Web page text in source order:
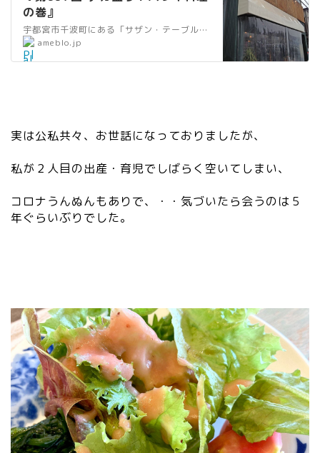
の巻』
宇都宮市千波町にある「サザン・テーブル」さんに行きました。場所はコワーキングスペース・HOTTAN（ホッタン）の近くです。こんなとこに店舗ができたんですねー。…
”
al
ン
”
dt
h
ig
ht
=
”2
0″
da
ta
-
sr
ameblo.jp
実は公私共々、お世話になっておりましたが、
私が２人目の出産・育児でしばらく空いてしまい、
コロナうんぬんもありで、・・気づいたら会うのは５
年ぐらいぶりでした。